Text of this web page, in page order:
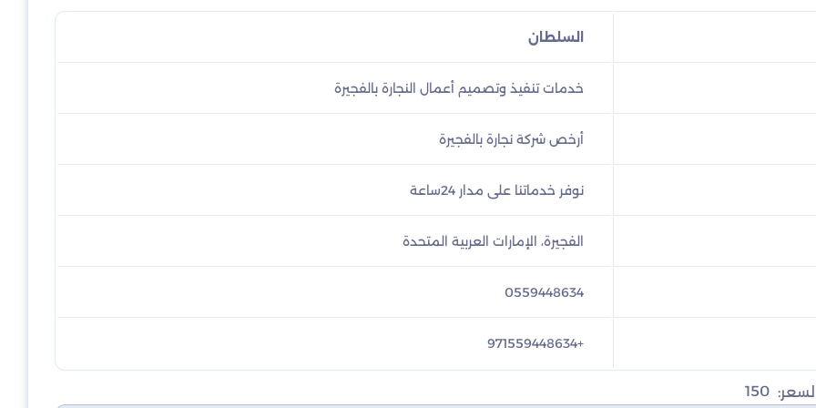
السلطان
خدمات تنفيذ وتصميم أعمال النجارة بالفجيرة
أرخص شركة نجارة بالفجيرة
نوفر خدماتنا على مدار 24ساعة
الفجيرة، الإمارات العربية المتحدة
0559448634
+971559448634